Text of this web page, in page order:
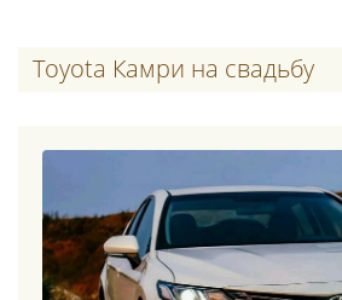
Toyota Камри на свадьбу